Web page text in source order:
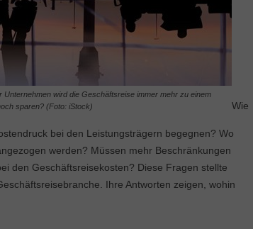
wird die Geschäftsreise immer mehr zu einem
sparen? (Foto: iStock)
Wie
bei den Leistungsträgern begegnen? Wo
werden? Müssen mehr Beschränkungen
den Geschäftsreisekosten? Diese Fragen stellte
Ihre Antworten zeigen, wohin